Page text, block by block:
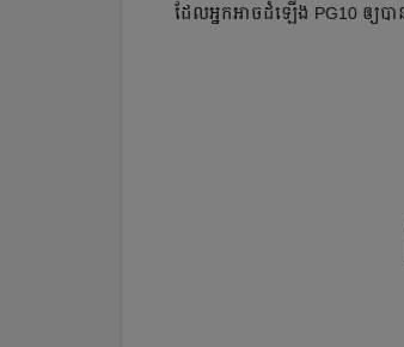
ដែល​អ្នក​អាច​​ដំឡើង​ PG10 ​ឲ្យ​ប